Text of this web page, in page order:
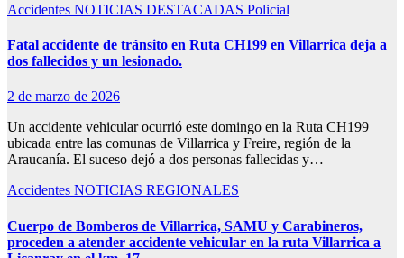
Accidentes NOTICIAS DESTACADAS Policial
Fatal accidente de tránsito en Ruta CH199 en Villarrica deja a
dos fallecidos y un lesionado.
2 de marzo de 2026
Un accidente vehicular ocurrió este domingo en la Ruta CH199
ubicada entre las comunas de Villarrica y Freire, región de la
Araucanía. El suceso dejó a dos personas fallecidas y…
Accidentes NOTICIAS REGIONALES
Cuerpo de Bomberos de Villarrica, SAMU y Carabineros,
proceden a atender accidente vehicular en la ruta Villarrica a